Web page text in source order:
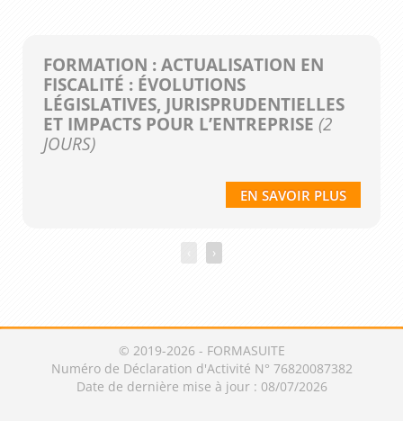
FORMATION : ACTUALISATION EN
FISCALITÉ : ÉVOLUTIONS
LÉGISLATIVES, JURISPRUDENTIELLES
ET IMPACTS POUR L’ENTREPRISE (2
JOURS)
EN SAVOIR PLUS
›
© 2019-2026 - FORMASUITE
Numéro de Déclaration d'Activité N° 76820087382
Date de dernière mise à jour : 08/07/2026